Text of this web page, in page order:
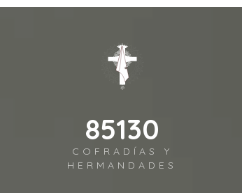
109723
COFRADÍAS Y
HERMANDADES